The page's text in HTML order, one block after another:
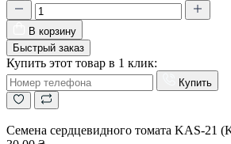
В корзину
Быстрый заказ
Купить этот товар в 1 клик:
Купить
Семена сердцевидного томата KAS-21